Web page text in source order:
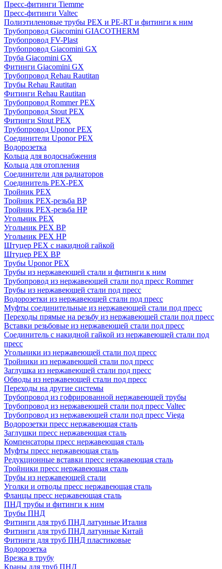
Пресс-фитинги Tiemme
Пресс-фитинги Valtec
Полиэтиленовые трубы PEX и PE-RT и фитинги к ним
Трубопровод Giacomini GIACOTHERM
Трубопровод FV-Plast
Трубопровод Giacomini GX
Труба Giacomini GX
Фитинги Giacomini GX
Трубопровод Rehau Rautitan
Трубы Rehau Rautitan
Фитинги Rehau Rautitan
Трубопровод Rommer PEX
Трубопровод Stout PEX
Фитинги Stout PEX
Трубопровод Uponor PEX
Соединители Uponor PEX
Водорозетка
Кольца для водоснабжения
Кольца для отопления
Соединители для радиаторов
Соединитель PEX-PEX
Тройник PEX
Тройник PEX-резьба ВР
Тройник PEX-резьба НР
Угольник PEX
Угольник PEX ВР
Угольник PEX НР
Штуцер PEX c накидной гайкой
Штуцер PEX ВР
Трубы Uponor PEX
Трубы из нержавеющей стали и фитинги к ним
Трубопровод из нержавеющей стали под пресс Rommer
Трубы из нержавеющей стали под пресс
Водорозетки из нержавеющей стали под пресс
Муфты соединительные из нержавеющей стали под пресс
Переходы прямые на резьбу из нержавеющей стали под пресс
Вставки резьбовые из нержавеющей стали под пресс
Соединитель с накидной гайкой из нержавеющей стали под
пресс
Угольники из нержавеющей стали под пресс
Тройники из нержавеющей стали под пресс
Заглушка из нержавеющей стали под пресс
Обводы из нержавеющей стали под пресс
Переходы на другие системы
Трубопровод из гофрированной нержавеющей трубы
Трубопровод из нержавеющей стали под пресс Valtec
Трубопровод из нержавеющей стали под пресс Viega
Водорозетки пресс нержавеющая сталь
Заглушки пресс нержавеющая сталь
Компенсаторы пресс нержавеющая сталь
Муфты пресс нержавеющая сталь
Редукционные вставки пресс нержавеющая сталь
Тройники пресс нержавеющая сталь
Трубы из нержавеющей стали
Уголки и отводы пресс нержавеющая сталь
Фланцы пресс нержавеющая сталь
ПНД трубы и фитинги к ним
Трубы ПНД
Фитинги для труб ПНД латунные Италия
Фитинги для труб ПНД латунные Китай
Фитинги для труб ПНД пластиковые
Водорозетка
Врезка в трубу
Краны для труб ПНД